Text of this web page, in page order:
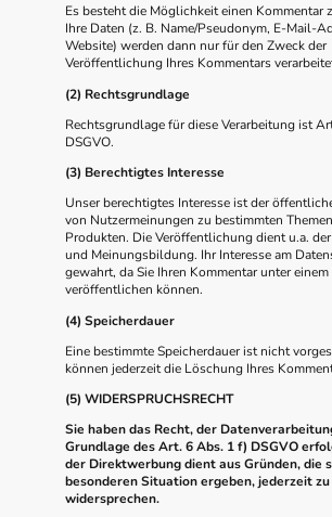
Es besteht die Möglichkeit einen Kommentar
Ihre Daten (z. B. Name/Pseudonym, E-Mail-
Website) werden dann nur für den Zweck der
Veröffentlichung Ihres Kommentars
(2) Rechtsgrundlage
Rechtsgrundlage für diese Verarbeitung ist
DSGVO.
(3) Berechtigtes Interesse
Unser berechtigtes Interesse ist der
von Nutzermeinungen zu bestimmten
Produkten. Die Veröffentlichung dient u.a.
und Meinungsbildung. Ihr Interesse am
gewahrt, da Sie Ihren Kommentar unter
veröffentlichen können.
(4) Speicherdauer
Eine bestimmte Speicherdauer ist nicht
können jederzeit die Löschung Ihres
(5) WIDERSPRUCHSRECHT
Sie haben das Recht, der
Grundlage des Art. 6 Abs. 1 f) DSGVO
der Direktwerbung dient aus Gründen, die
besonderen Situation ergeben, jederzeit zu
widersprechen.